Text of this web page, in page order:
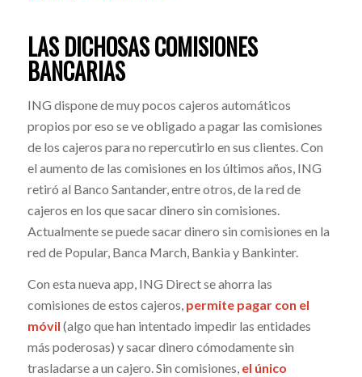
LAS DICHOSAS COMISIONES
BANCARIAS
ING dispone de muy pocos cajeros automáticos
propios por eso se ve obligado a pagar las comisiones
de los cajeros para no repercutirlo en sus clientes. Con
el aumento de las comisiones en los últimos años, ING
retiró al Banco Santander, entre otros, de la red de
cajeros en los que sacar dinero sin comisiones.
Actualmente se puede sacar dinero sin comisiones en la
red de Popular, Banca March, Bankia y Bankinter.
Con esta nueva app, ING Direct se ahorra las
comisiones de estos cajeros, permite pagar con el
móvil (algo que han intentado impedir las entidades
más poderosas) y sacar dinero cómodamente sin
trasladarse a un cajero. Sin comisiones, el único